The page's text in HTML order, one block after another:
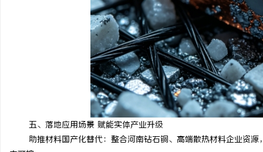
五、落地应用场景 赋能实体产业升级
助推材料国产化替代：整合河南钻石铜、高端散热材料企业资